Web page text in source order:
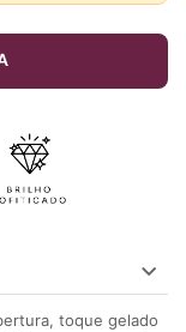
toque gelado